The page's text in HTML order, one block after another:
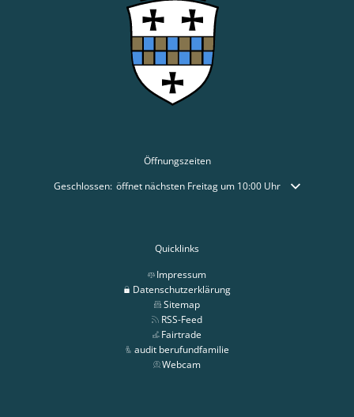
Öffnungszeiten
Klicken, um weitere Öffnungs- oder Schließzeiten auszublenden
Geschlossen: öffnet nächsten Freitag um 10:00 Uhr
Quicklinks
Impressum
Datenschutzerklärung
Sitemap
RSS-Feed
Fairtrade
audit berufundfamilie
Webcam